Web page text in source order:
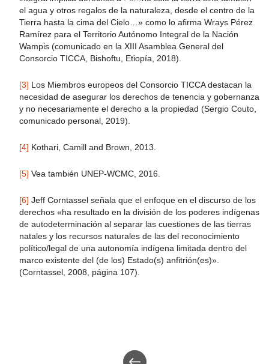
el agua y otros regalos de la naturaleza, desde el centro de la
Tierra hasta la cima del Cielo…» como lo afirma Wrays Pérez
Ramírez para el Territorio Autónomo Integral de la Nación
Wampis (comunicado en la XIII Asamblea General del
Consorcio TICCA, Bishoftu, Etiopía, 2018).
[3] Los Miembros europeos del Consorcio TICCA destacan la
necesidad de asegurar los derechos de tenencia y gobernanza
y no necesariamente el derecho a la propiedad (Sergio Couto,
comunicado personal, 2019).
[4] Kothari, Camill and Brown, 2013.
[5] Vea también UNEP-WCMC, 2016.
[6] Jeff Corntassel señala que el enfoque en el discurso de los
derechos «ha resultado en la división de los poderes indígenas
de autodeterminación al separar las cuestiones de las tierras
natales y los recursos naturales de las del reconocimiento
político/legal de una autonomía indígena limitada dentro del
marco existente del (de los) Estado(s) anfitrión(es)».
(Corntassel, 2008, página 107).